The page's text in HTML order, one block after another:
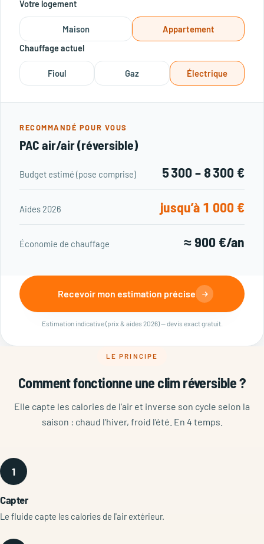
Votre logement
Maison Appartement
Chauffage actuel
Fioul Gaz Électrique
RECOMMANDÉ POUR VOUS
PAC air/air (réversible)
Budget estimé (pose comprise) 5 300 – 8 300 €
Aides 2026 jusqu’à 1 000 €
Économie de chauffage ≈ 900 €/an
Recevoir mon estimation précise
Estimation indicative (prix & aides 2026) — devis exact gratuit.
LE PRINCIPE
Comment fonctionne une clim réversible ?
Elle capte les calories de l'air et inverse son cycle selon la
saison : chaud l'hiver, froid l'été. En 4 temps.
1
Capter
Le fluide capte les calories de l'air extérieur.